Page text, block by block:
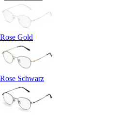
Rose Gold
Rose Schwarz